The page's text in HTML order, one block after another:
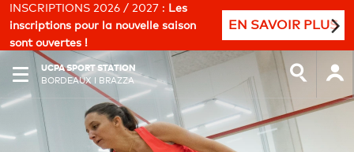
INSCRIPTIONS 2026 / 2027 : Les
inscriptions pour la nouvelle saison
sont ouvertes !
EN SAVOIR PLUS
UCPA SPORT STATION
BORDEAUX I BRAZZA